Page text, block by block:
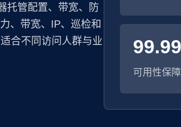
托管配置、带宽、防
、带宽、IP、巡检和
合不同访问人群与业
99.99
可用性保障